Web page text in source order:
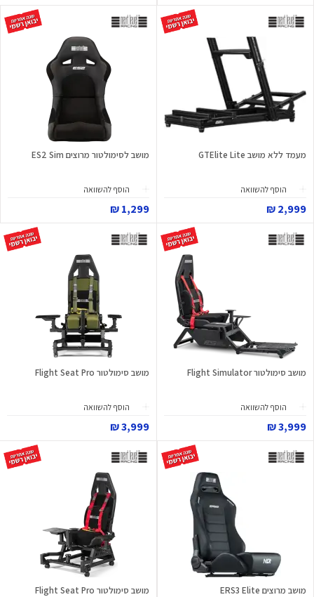
מעמד ללא מושב GTElite Lite
הוסף להשוואה
2,999 ₪
מושב לסימולטור מרוצים ES2 Sim
הוסף להשוואה
1,299 ₪
מושב סימולטור Flight Simulator
הוסף להשוואה
3,999 ₪
מושב סימולטור Flight Seat Pro
הוסף להשוואה
3,999 ₪
מושב מרוצים ERS3 Elite מושב סימולטור Flight Seat Pro